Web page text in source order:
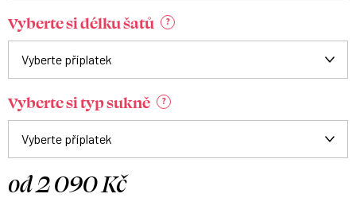
Vyberte si délku šatů ?
Vyberte si typ sukně ?
od2 090 Kč